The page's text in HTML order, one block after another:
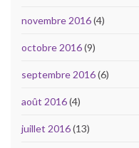
novembre 2016(4)
octobre 2016(9)
septembre 2016(6)
août 2016(4)
juillet 2016(13)